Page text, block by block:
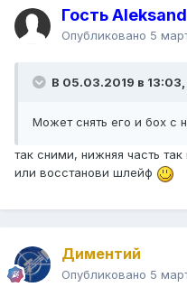
Гость
Опубликовано 5
В 05.03.2019 в 13:03,
Может снять его и бох с
так сними, нижняя часть так
или восстанови шлейф
Диментий
Опубликовано 5